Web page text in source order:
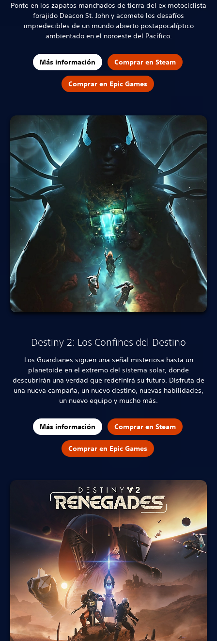
Ponte en los zapatos manchados de tierra del ex motociclista
forajido Deacon St. John y acomete los desafíos
impredecibles de un mundo abierto postapocalíptico
ambientado en el noroeste del Pacífico.
Más información Comprar en Steam
Comprar en Epic Games
Destiny 2: Los Confines del Destino
Los Guardianes siguen una señal misteriosa hasta un
planetoide en el extremo del sistema solar, donde
descubrirán una verdad que redefinirá su futuro. Disfruta de
una nueva campaña, un nuevo destino, nuevas habilidades,
un nuevo equipo y mucho más.
Más información Comprar en Steam
Comprar en Epic Games